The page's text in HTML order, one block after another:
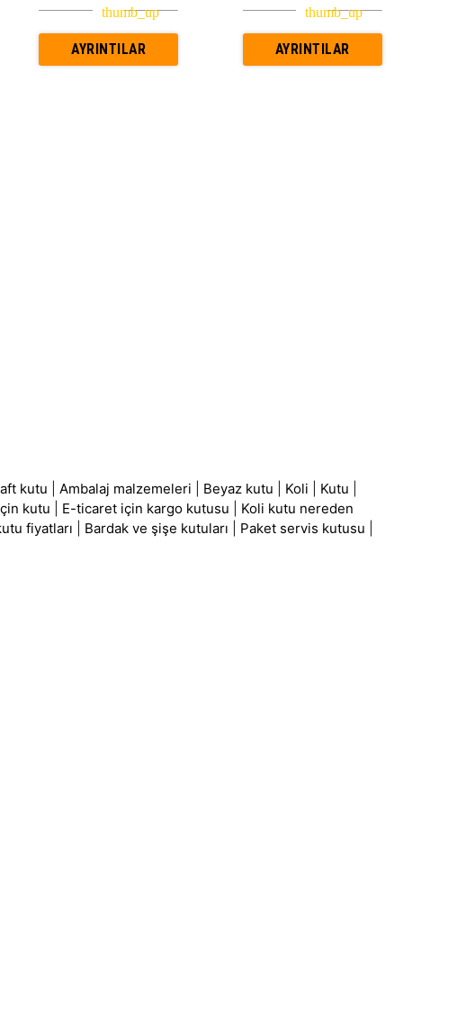
AYRINTILAR AYRINTILAR
kutu Ambalaj malzemeleri Beyaz kutu Koli Kutu
kutu E-ticaret için kargo kutusu
Koli kutu nereden
fiyatları Bardak ve şişe kutuları Paket servis kutusu